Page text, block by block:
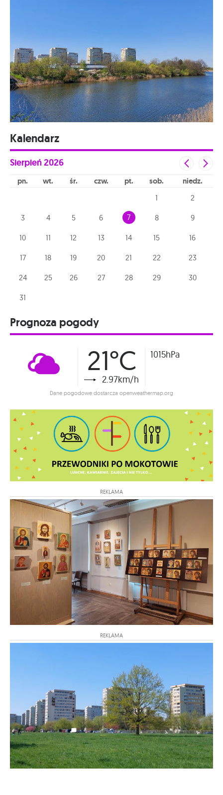
Kalendarz
Sierpień2026
pn wt śr czw pt sob niedz
1 2
3 4 5 6 7 8 9
10 11 12 13 14 15 16
17 18 19 20 21 22 23
24 25 26 27 28 29 30
31
Prognoza pogody
21°C
2.97km/h
1015hPa
Dane pogodowe dostarcza openweathermap.org
REKLAMA
REKLAMA